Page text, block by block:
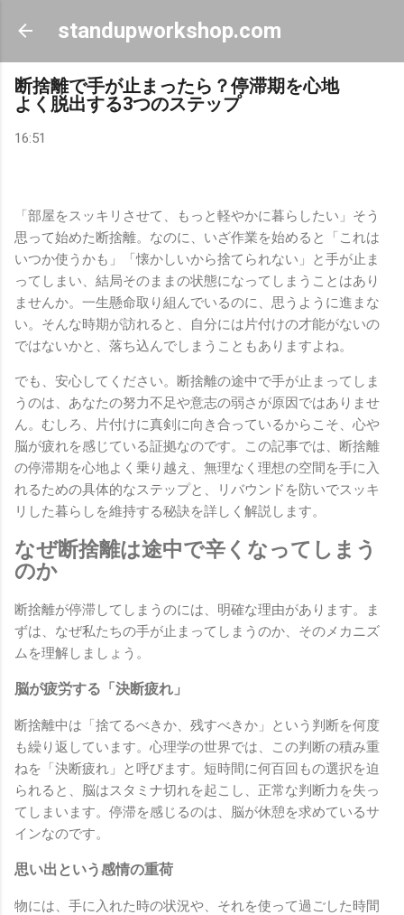
スキップしてメイン コンテンツに移動
standupworkshop.com
断捨離で手が止まったら？停滞期を心地
よく脱出する3つのステップ
16:51
「部屋をスッキリさせて、もっと軽やかに暮らしたい」そう
思って始めた断捨離。なのに、いざ作業を始めると「これは
いつか使うかも」「懐かしいから捨てられない」と手が止ま
ってしまい、結局そのままの状態になってしまうことはあり
ませんか。一生懸命取り組んでいるのに、思うように進まな
い。そんな時期が訪れると、自分には片付けの才能がないの
ではないかと、落ち込んでしまうこともありますよね。
でも、安心してください。断捨離の途中で手が止まってしま
うのは、あなたの努力不足や意志の弱さが原因ではありませ
ん。むしろ、片付けに真剣に向き合っているからこそ、心や
脳が疲れを感じている証拠なのです。この記事では、断捨離
の停滞期を心地よく乗り越え、無理なく理想の空間を手に入
れるための具体的なステップと、リバウンドを防いでスッキ
リした暮らしを維持する秘訣を詳しく解説します。
なぜ断捨離は途中で辛くなってしまう
のか
断捨離が停滞してしまうのには、明確な理由があります。ま
ずは、なぜ私たちの手が止まってしまうのか、そのメカニズ
ムを理解しましょう。
脳が疲労する「決断疲れ」
断捨離中は「捨てるべきか、残すべきか」という判断を何度
も繰り返しています。心理学の世界では、この判断の積み重
ねを「決断疲れ」と呼びます。短時間に何百回もの選択を迫
られると、脳はスタミナ切れを起こし、正常な判断力を失っ
てしまいます。停滞を感じるのは、脳が休憩を求めているサ
インなのです。
思い出という感情の重荷
物には、手に入れた時の状況や、それを使って過ごした時間